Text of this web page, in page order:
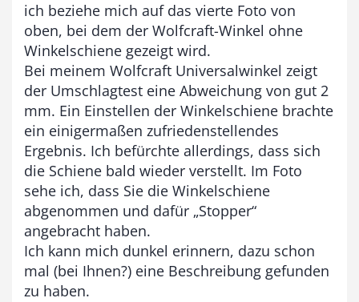
3
,
0
0
€
ich beziehe mich auf das vierte Foto von
oben, bei dem der Wolfcraft-Winkel ohne
Winkelschiene gezeigt wird.
Bei meinem Wolfcraft Universalwinkel zeigt
der Umschlagtest eine Abweichung von gut 2
mm. Ein Einstellen der Winkelschiene brachte
ein einigermaßen zufriedenstellendes
Ergebnis. Ich befürchte allerdings, dass sich
die Schiene bald wieder verstellt. Im Foto
sehe ich, dass Sie die Winkelschiene
abgenommen und dafür „Stopper“
angebracht haben.
Ich kann mich dunkel erinnern, dazu schon
mal (bei Ihnen?) eine Beschreibung gefunden
zu haben.